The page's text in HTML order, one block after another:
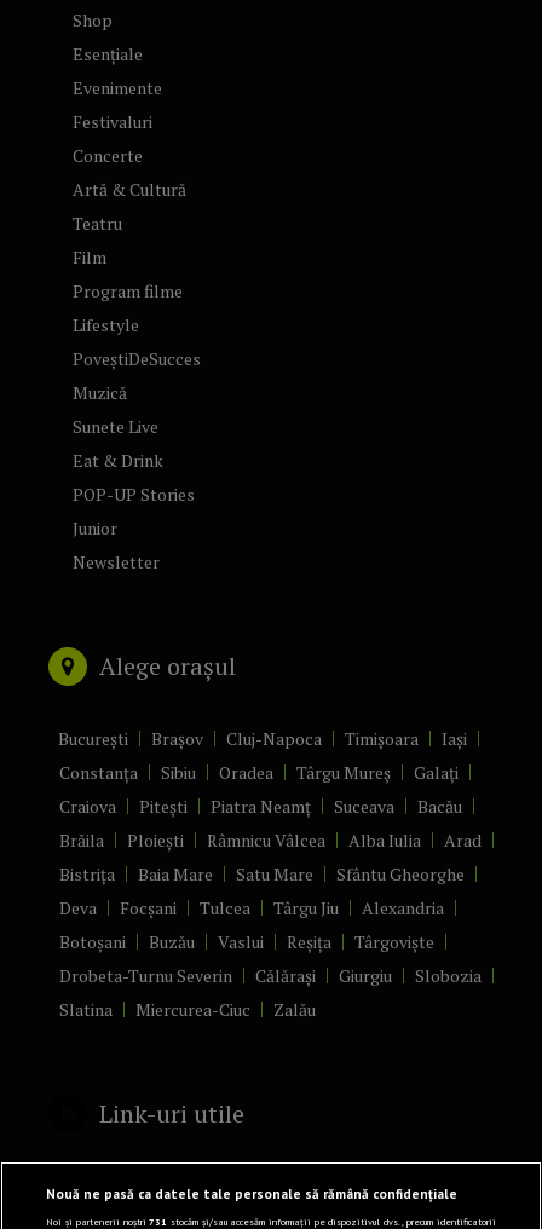
Shop
Esențiale
Evenimente
Festivaluri
Concerte
Artă & Cultură
Teatru
Film
Program filme
Lifestyle
PoveștiDeSucces
Muzică
Sunete Live
Eat & Drink
POP-UP Stories
Junior
Newsletter
Alege orașul
București Brașov Cluj-Napoca Timișoara
Iași
Constanța
Sibiu Oradea Târgu Mureș
Galați
Craiova
Pitești Piatra Neamț Suceava
Bacău
Brăila
Ploiești Râmnicu Vâlcea Alba Iulia
Arad
Bistrița
Baia Mare Satu Mare
Sfântu Gheorghe
Deva
Focșani Tulcea Târgu Jiu
Alexandria
Botoșani
Buzău Vaslui Reșița
Târgoviște
Drobeta-Turnu Severin
Călărași Giurgiu
Slobozia
Slatina
Miercurea-Ciuc Zalău
Link-uri utile
Politică de confidențialitate
Termeni și Condiții
Nouă ne pasă ca datele tale personale să rămână confidențiale
Noi și partenerii noștri731 stocăm și/sau accesăm informații pe dispozitivul dvs., precum identificatorii